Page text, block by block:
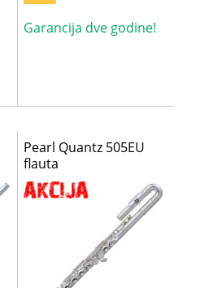
Garancija dve godine!
Pearl Quantz 505EU
flauta